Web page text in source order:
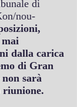
di
nou-
dalla carica
di Gran
sarà
riunione.